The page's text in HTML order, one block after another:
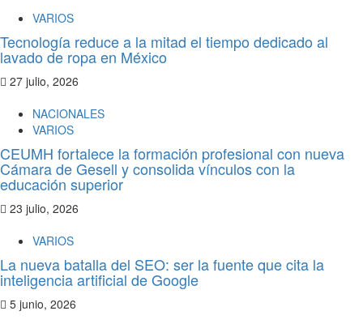
VARIOS
Tecnología reduce a la mitad el tiempo dedicado al
lavado de ropa en México
27 julio, 2026
NACIONALES
VARIOS
CEUMH fortalece la formación profesional con nueva
Cámara de Gesell y consolida vínculos con la
educación superior
23 julio, 2026
VARIOS
La nueva batalla del SEO: ser la fuente que cita la
inteligencia artificial de Google
5 junio, 2026